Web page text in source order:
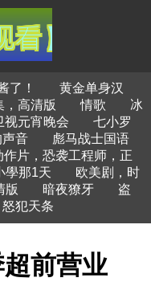
了！
黄金单身汉
，高清版
情歌
冰
视元宵晚会
七小罗
音
彪马战士国语
作片，恐袭工程师，正
學那1天
欧美剧，时
版
暗夜獠牙
盗
怒犯天条
前营业